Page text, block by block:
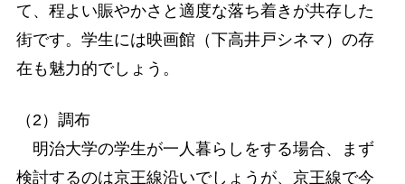
て、程よい賑やかさと適度な落ち着きが共存した
街です。学生には映画館（下高井戸シネマ）の存
在も魅力的でしょう。
（2）調布
明治大学の学生が一人暮らしをする場合、まず
検討するのは京王線沿いでしょうが、京王線で今